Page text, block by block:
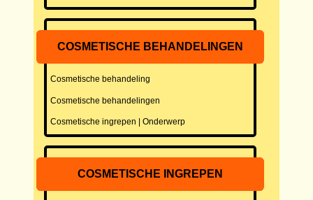
COSMETISCHE BEHANDELINGEN
Cosmetische behandeling
Cosmetische behandelingen
Cosmetische ingrepen | Onderwerp
COSMETISCHE INGREPEN